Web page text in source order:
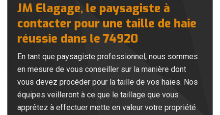
JM Elagage, le paysagiste à
contacter pour une taille de haie
réussie dans le 74920
En tant que paysagiste professionnel, nous sommes
en mesure de vous conseiller sur la manière dont
vous devez procéder pour la taille de vos haies. Nos
équipes veilleront à ce que le taillage que vous
apprêtez à effectuer mette en valeur votre propriété